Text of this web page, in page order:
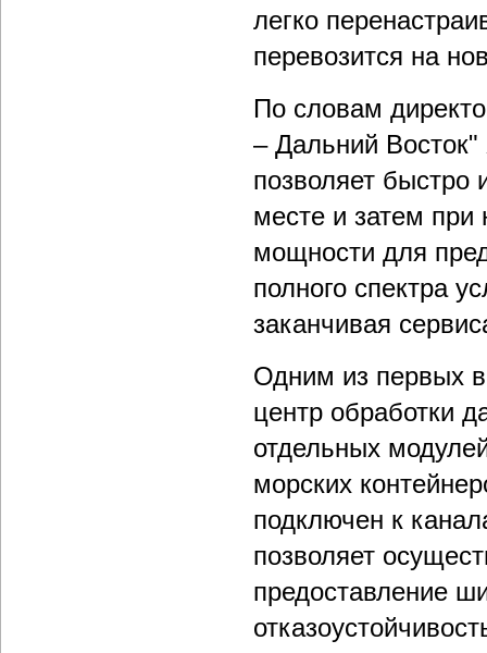
легко
перевозится на
По словам
– Дальний Восток"
позволяет
месте и затем
мощности для
полного спектра
заканчивая
Одним из первых
центр обработки
отдельных
морских
подключен к
позволяет
предоставление